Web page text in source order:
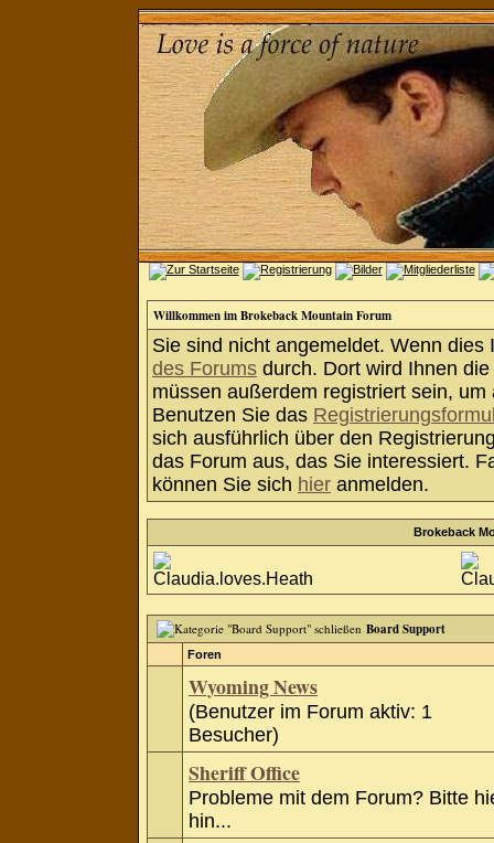
Willkommen im Brokeback Mountain Forum
Sie sind nicht angemeldet. Wenn
des Forums durch. Dort wird Ihnen
müssen außerdem registriert sein,
Benutzen Sie das
sich ausführlich über den
das Forum aus, das Sie interessiert.
können Sie sich hier anmelden.
Brokeback
Board Support
Foren
Wyoming News
(Benutzer im Forum aktiv: 1
Besucher)
Sheriff Office
Probleme mit dem Forum? Bitte
hin...